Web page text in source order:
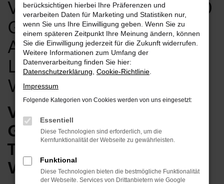
Volvo Weimar, Volvo S60
Gebrauchtwagen
Angebote mit
Lieferservice nach
Weimar
Volvo S60
Gebrauchtwagen vom
Traditionshändler für
Weimar
berücksichtigen hierbei Ihre Präferenzen und
verarbeiten Daten für Marketing und Statistiken nur,
wenn Sie uns Ihre Einwilligung geben. Wenn Sie zu
einem späteren Zeitpunkt Ihre Meinung ändern, können
Sie die Einwilligung jederzeit für die Zukunft widerrufen.
Weitere Informationen zum Umfang der
Datenverarbeitung finden Sie hier:
Datenschutzerklärung Cookie-Richtlinie
Impressum
Folgende Kategorien von Cookies werden von uns eingesetzt:
Essentiell
Diese Technologien sind erforderlich, um die
Kernfunktionalität der Webseite zu gewährleisten.
Funktional
Diese Technologien bieten die bestmögliche Funktionalität
der Webseite. Services von Drittanbietern wie Google